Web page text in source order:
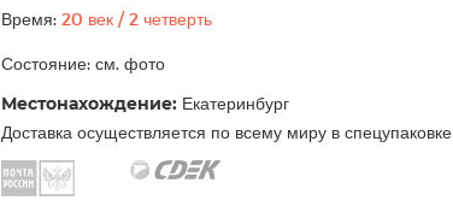
Время: 20 век / 2 четверть
Состояние: см. фото
Местонахождение: Екатеринбург
Доставка осуществляется по всему миру в спецупаковке